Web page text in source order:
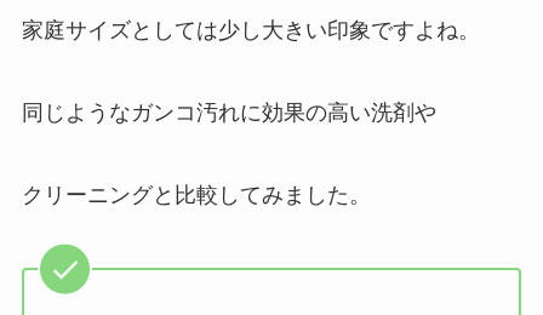
家庭サイズとしては少し大きい印象ですよね。
同じようなガンコ汚れに効果の高い洗剤や
クリーニングと比較してみました。